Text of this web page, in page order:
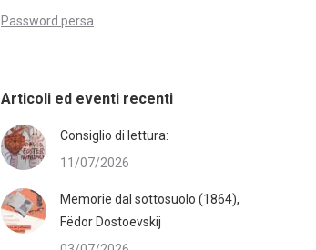
Password persa
Articoli ed eventi recenti
Consiglio di lettura:
11/07/2026
Memorie dal sottosuolo (1864),
Fëdor Dostoevskij